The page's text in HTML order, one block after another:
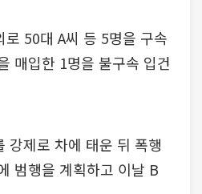
50대 A씨 등 5명을 구속
매입한 1명을 불구속 입건
강제로 차에 태운 뒤 폭행
범행을 계획하고 이날 B